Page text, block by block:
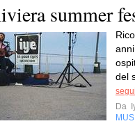
summer
del
Da